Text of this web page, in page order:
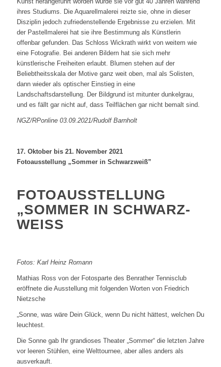
ihres Studiums. Die Aquarellmalerei reizte sie, ohne in dieser
Disziplin jedoch zufriedenstellende Ergebnisse zu erzielen. Mit
der Pastellmalerei hat sie ihre Bestimmung als Künstlerin
offenbar gefunden. Das Schloss Wickrath wirkt von weitem wie
eine Fotografie. Bei anderen Bildern hat sie sich mehr
künstlerische Freiheiten erlaubt. Blumen stehen auf der
Beliebtheitsskala der Motive ganz weit oben, mal als Solisten,
dann wieder als optischer Einstieg in eine
Landschaftsdarstellung. Der Bildgrund ist mitunter dunkelgrau,
und es fällt gar nicht auf, dass Teilflächen gar nicht bemalt sind.
NGZ/RPonline 03.09.2021/Rudolf Barnholt
17. Oktober bis 21. November 2021
Fotoausstellung „Sommer in Schwarzweiß”
FOTOAUSSTELLUNG
„SOMMER IN SCHWARZ-
WEISS
Fotos: Karl Heinz Romann
Mathias Ross von der Fotosparte des Benrather Tennisclub
eröffnete die Ausstellung mit folgenden Worten von Friedrich
Nietzsche
„Sonne, was wäre Dein Glück, wenn Du nicht hättest, welchen Du
leuchtest.
Die Sonne gab Ihr grandioses Theater „Sommer“ die letzten Jahre
vor leeren Stühlen, eine Welttournee, aber alles anders als
ausverkauft.